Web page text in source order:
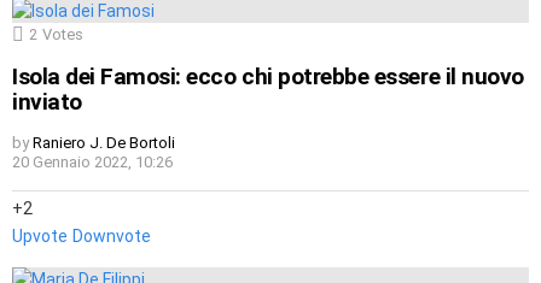
2 Votes
Isola dei Famosi: ecco chi potrebbe essere il nuovo
inviato
by Raniero J. De Bortoli
20 Gennaio 2022, 10:26
2
Upvote Downvote